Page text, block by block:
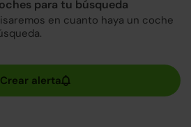
para tu búsqueda
en cuanto haya un coche